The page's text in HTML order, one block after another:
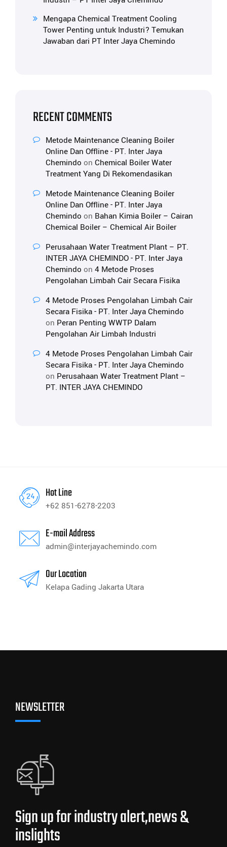
Mengapa Chemical Treatment Cooling
Tower Penting untuk Industri? Temukan
Jawaban dari PT Inter Jaya Chemindo
RECENT COMMENTS
Metode Maintenance Cleaning Boiler
Online Dan Offline - PT. Inter Jaya
Chemindo on Chemical Boiler Water
Treatment Yang Di Rekomendasikan
Metode Maintenance Cleaning Boiler
Online Dan Offline - PT. Inter Jaya
Chemindo on Bahan Kimia Boiler – Cairan
Chemical Boiler – Chemical Air Boiler
Perusahaan Water Treatment Plant – PT.
INTER JAYA CHEMINDO - PT. Inter Jaya
Chemindo on 4 Metode Proses
Pengolahan Limbah Cair Secara Fisika
4 Metode Proses Pengolahan Limbah Cair
Secara Fisika - PT. Inter Jaya Chemindo
on Peran Penting WWTP Dalam
Pengolahan Air Limbah Industri
4 Metode Proses Pengolahan Limbah Cair
Secara Fisika - PT. Inter Jaya Chemindo
on Perusahaan Water Treatment Plant –
PT. INTER JAYA CHEMINDO
Hot Line
+62 851-6278-2203
E-mail Address
admin@interjayachemindo.com
Our Location
Kelapa Gading Jakarta Utara
NEWSLETTER
Sign up for industry alert,news &
inslights